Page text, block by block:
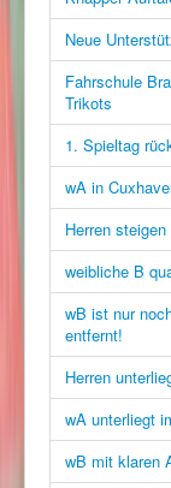
Neue
Fahrschule
Trikots
1. Spieltag
wA in
Herren
weibliche B
wB ist nur
entfernt!
Herren
wA unterliegt
wB mit klaren